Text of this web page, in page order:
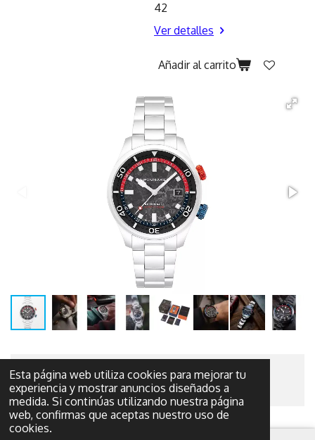
Esta página web utiliza cookies para mejorar tu
experiencia y mostrar anuncios diseñados a
medida. Si continúas utilizando nuestra página
web, confirmas que aceptas nuestro uso de
cookies.
42
Ver detalles
Añadir al carrito
© 2022 - 2026 El tesoro de plata